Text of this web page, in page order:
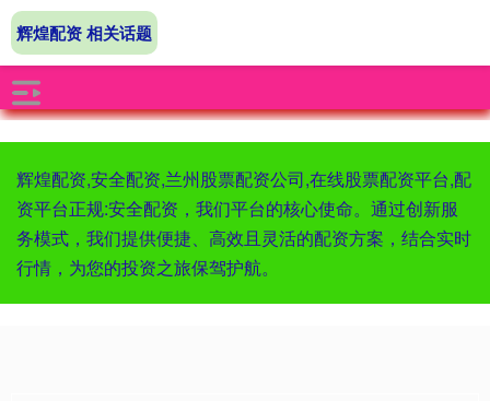
辉煌配资,安全配资,兰州股票配资公司,在线股票配资平台,配
资平台正规:安全配资，我们平台的核心使命。通过创新服
务模式，我们提供便捷、高效且灵活的配资方案，结合实时
行情，为您的投资之旅保驾护航。
辉煌配资 相关话题